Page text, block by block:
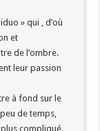
» qui , d’où
et
de l’ombre.
leur passion
à fond sur le
de temps,
plus compliqué.